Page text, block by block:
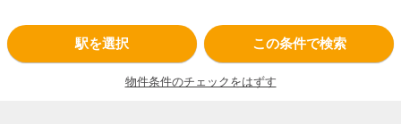
駅を選択 この条件で検索
物件条件のチェックをはずす